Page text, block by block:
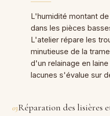
L'humidité montant
dans les pièces
L'atelier répare les
minutieuse de la
d'un relainage en
lacunes s'évalue sur
03Réparation des lisières